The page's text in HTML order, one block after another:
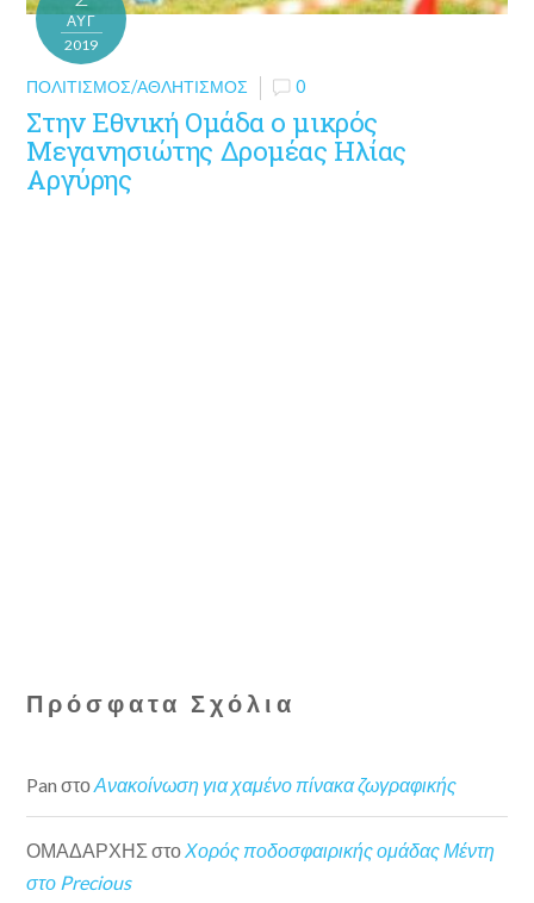
ΑΥΓ
2019
ΠΟΛΙΤΙΣΜΌΣ/ΑΘΛΗΤΙΣΜΌΣ 0
Στην Εθνική Ομάδα ο μικρός
Μεγανησιώτης Δρομέας Ηλίας
Αργύρης
Πρόσφατα Σχόλια
Pan στοΑνακοίνωση για χαμένο πίνακα ζωγραφικής
ΟΜΑΔΑΡΧΗΣ στοΧορός ποδοσφαιρικής ομάδας Μέντη
στο Precious